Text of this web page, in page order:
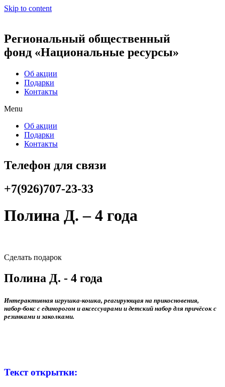
Skip to content
Региональный общественный
фонд «Национальные ресурсы»
Об акции
Подарки
Контакты
Menu
Об акции
Подарки
Контакты
Телефон для связи
+7(926)707-23-33
Полина Д. – 4 года
Сделать подарок
Полина Д. - 4 года
Интерактивная игрушка‑кошка, реагирующая на прикосновения,
набор‑бокс с единорогом и аксессуарами и детский набор для причёсок с
резинками и заколками.
Текст открытки: